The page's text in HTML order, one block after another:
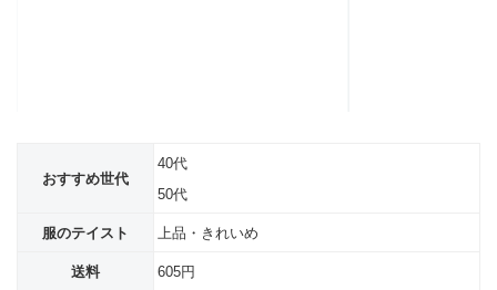
おすすめ世代
40代
50代
服のテイスト 上品・きれいめ
送料 605円